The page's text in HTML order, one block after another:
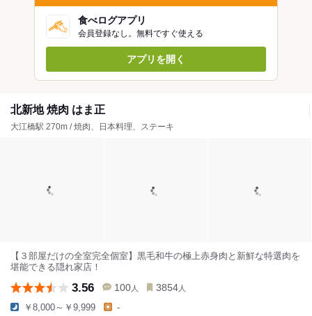
食べログアプリ
会員登録なし。無料ですぐ使える
アプリを開く
北新地 焼肉 はま正
大江橋駅 270m / 焼肉、日本料理、ステーキ
【３部屋だけの全室完全個室】黒毛和牛の極上赤身肉と新鮮な特選肉を
堪能できる隠れ家店！
3.56 100 人 3854 人
￥8,000～￥9,999 -